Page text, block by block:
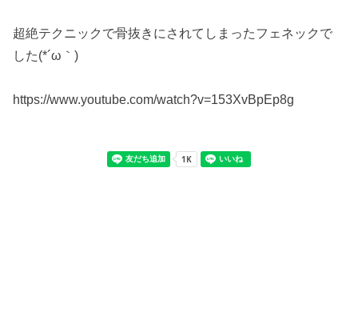
超絶テクニックで骨抜きにされてしまったフェネックで
した(*´ω｀)
https://www.youtube.com/watch?v=153XvBpEp8g